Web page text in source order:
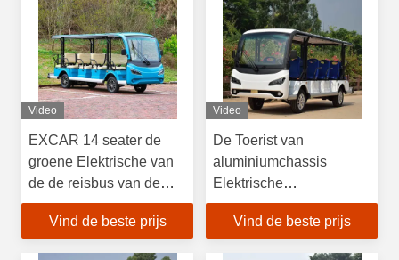
Video
EXCAR 14 seater de
groene Elektrische van
de de reisbus van de
Sightseeingsbus
minibus van China
Vind de beste prijs
Video
De Toerist van
aluminiumchassis
Elektrische
Sightseeingsbus met
Gelijkstroom-Systeem
Vind de beste prijs